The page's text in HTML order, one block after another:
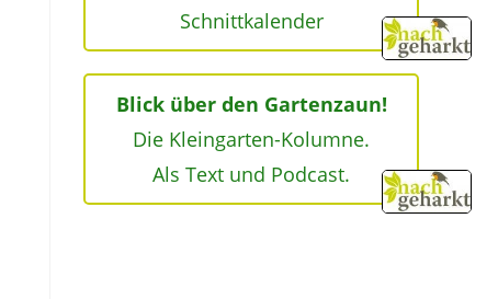
Schnittkalender
Blick über den Gartenzaun!
Die Kleingarten-Kolumne.
Als Text und Podcast.